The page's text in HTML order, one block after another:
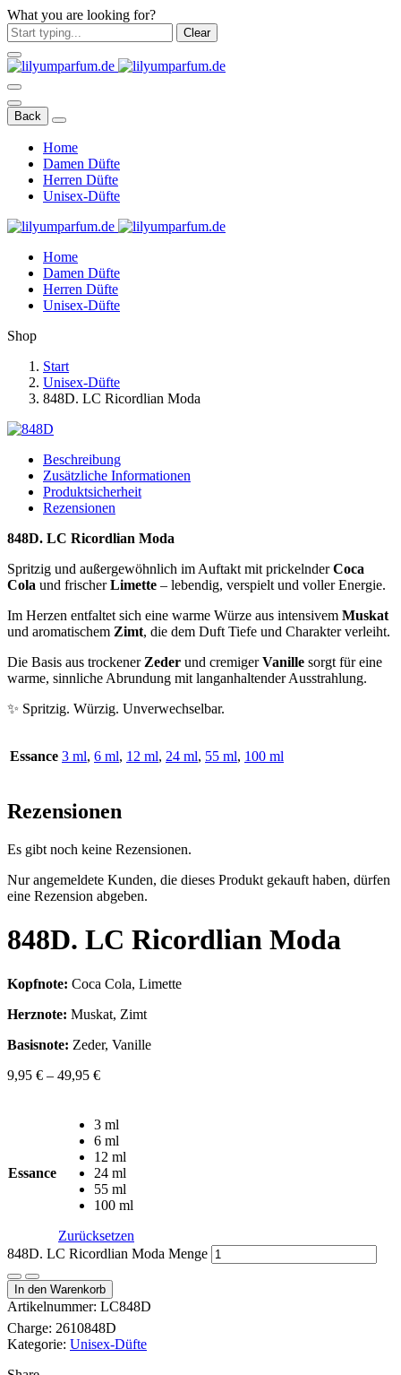
What you are looking for?
Clear
Back
Home
Damen Düfte
Herren Düfte
Unisex-Düfte
Home
Damen Düfte
Herren Düfte
Unisex-Düfte
Shop
Start
Unisex-Düfte
848D. LC Ricordlian Moda
Beschreibung
Zusätzliche Informationen
Produktsicherheit
Rezensionen
848D. LC Ricordlian Moda
Spritzig und außergewöhnlich im Auftakt mit prickelnderCoca
Cola und frischerLimette – lebendig, verspielt und voller Energie.
Im Herzen entfaltet sich eine warme Würze aus intensivem Muskat
und aromatischem Zimt, die dem Duft Tiefe und Charakter verleiht.
Die Basis aus trockener Zeder und cremigerVanille sorgt für eine
warme, sinnliche Abrundung mit langanhaltender Ausstrahlung.
✨ Spritzig. Würzig. Unverwechselbar.
Essance 3 ml, 6 ml, 12 ml, 24 ml, 55 ml, 100 ml
Rezensionen
Es gibt noch keine Rezensionen.
Nur angemeldete Kunden, die dieses Produkt gekauft haben, dürfen
eine Rezension abgeben.
848D. LC Ricordlian Moda
Kopfnote: Coca Cola, Limette
Herznote: Muskat, Zimt
Basisnote: Zeder, Vanille
9,95 € – 49,95 €
Essance
3 ml
6 ml
12 ml
24 ml
55 ml
100 ml
Zurücksetzen
848D. LC Ricordlian Moda Menge
In den Warenkorb
Artikelnummer: LC848D
Charge: 2610848D
Kategorie: Unisex-Düfte